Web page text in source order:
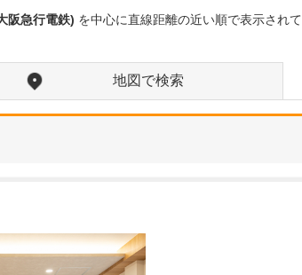
阪急行電鉄) を中心に直線距離の近い順で表示されて
地図で検索
かしわ耳鼻咽喉科クリニック
クリニックの特徴を教えてください。
一番の特徴は、耳鼻咽喉
科用のCT検査装置を導入
していることですね。導
院…